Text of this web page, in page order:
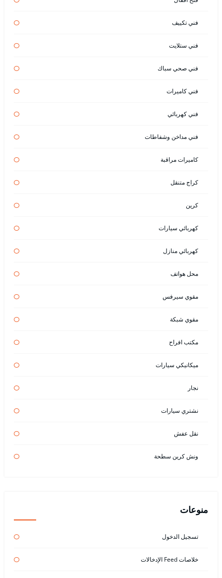
فني تكييف
فني ستلايت
فني صحي سباك
فني كاميرات
فني كهربائي
فني مداخن وشفاطات
كاميرات مراقبة
كراج متنقل
كرين
كهربائي سيارات
كهربائي منازل
محل هواتف
مقوي سيرفس
مقوي شبكة
مكتب افراح
ميكانيكي سيارات
نجار
نشتري سيارات
نقل عفش
ونش كرين سطحة
منوعات
تسجيل الدخول
خلاصات Feed الإدخالات